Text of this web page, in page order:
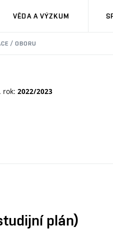
VĚDA A VÝZKUM
/ OBORU
rok: 2022/2023
plán)